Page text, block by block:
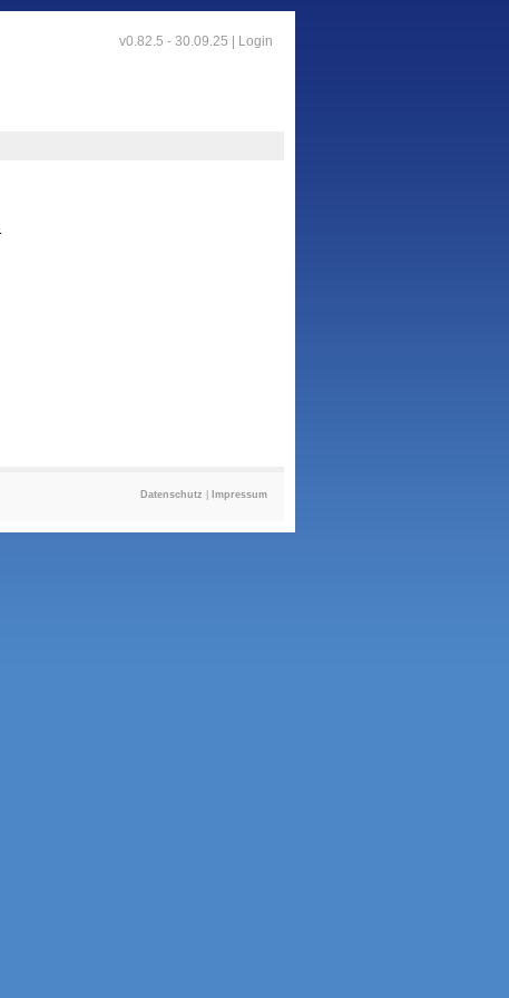
v0.82.5 - 30.09.25 | Login
Datenschutz Impressum